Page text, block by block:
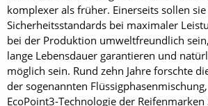
komplexer als früher. Einerseits sollen
Sicherheitsstandards bei maximaler
bei der Produktion umweltfreundlich
lange Lebensdauer garantieren und
möglich sein. Rund zehn Jahre forschte
der sogenannten
EcoPoint3-Technologie der